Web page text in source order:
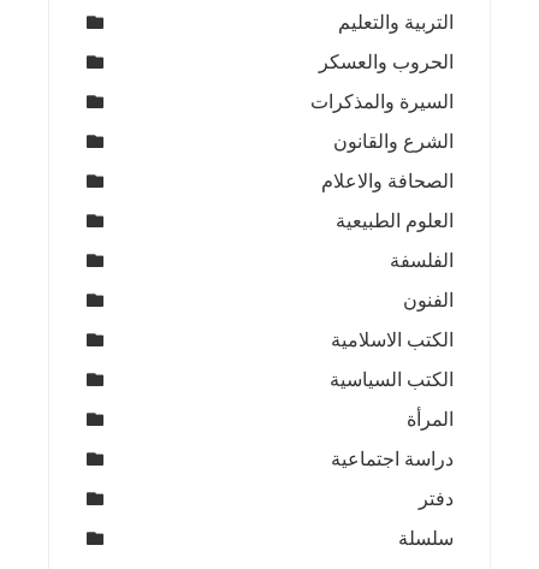
التربية والتعليم
الحروب والعسكر
السيرة والمذكرات
الشرع والقانون
الصحافة والاعلام
العلوم الطبيعية
الفلسفة
الفنون
الكتب الاسلامية
الكتب السياسية
المرأة
دراسة اجتماعية
دفتر
سلسلة